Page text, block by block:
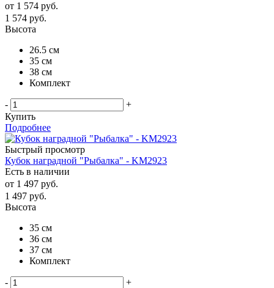
от 1 574 руб.
1 574 руб.
Высота
26.5 см
35 см
38 см
Комплект
-
+
Купить
Подробнее
Быстрый просмотр
Кубок наградной "Рыбалка" - KM2923
Есть в наличии
от 1 497 руб.
1 497 руб.
Высота
35 см
36 см
37 см
Комплект
-
+